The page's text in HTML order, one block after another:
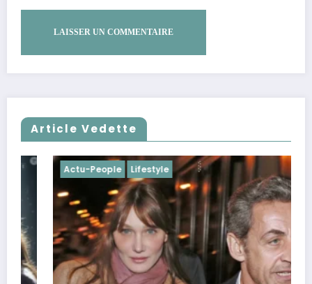
Article Vedette
Actu-People Lifestyle